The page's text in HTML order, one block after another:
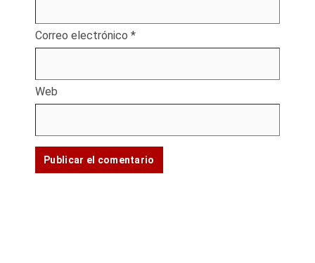
Correo electrónico *
Web